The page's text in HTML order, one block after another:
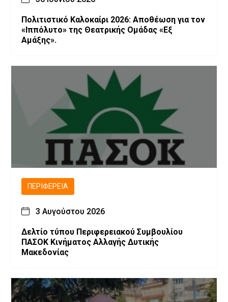
Πολιτιστικό Καλοκαίρι 2026: Αποθέωση για τον
«Ιππόλυτο» της Θεατρικής Ομάδας «Εξ
Αμάξης».
ΠΕΡΙΦΈΡΕΙΑ
3 Αυγούστου 2026
Δελτίο τύπου Περιφερειακού Συμβουλίου
ΠΑΣΟΚ Κινήματος Αλλαγής Δυτικής
Μακεδονίας